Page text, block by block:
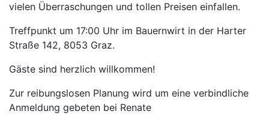
vielen Überraschungen und tollen Preisen einfallen.
Treffpunkt um 17:00 Uhr im Bauernwirt in der Harter
Straße 142, 8053 Graz.
Gäste sind herzlich willkommen!
Zur reibungslosen Planung wird um eine verbindliche
Anmeldung gebeten bei Renate